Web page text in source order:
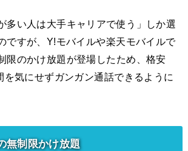
多い人は大手キャリアで使う」しか選
ですが、Y!モバイルや楽天モバイルで
限のかけ放題が登場したため、格安
を気にせずガンガン通話できるように
無制限かけ放題